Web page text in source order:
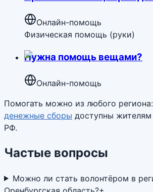
Онлайн-помощь
Физическая помощь (руки)
Нужна помощь вещами?
Онлайн-помощь
Помогать можно из любого региона:
денежные сборы доступны жителям
РФ.
Частые вопросы
Можно ли стать волонтёром в